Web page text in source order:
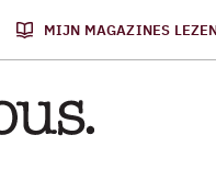
MIJN MAGAZINES